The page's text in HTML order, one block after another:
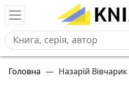
Головна — Назарій Вівчарик